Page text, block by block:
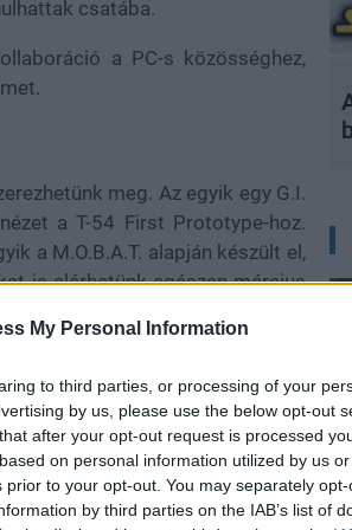
My Personal Information
to third parties, or processing of your
by us, please use the below opt-out
after your opt-out request is processed
on personal information utilized by us
to your opt-out. You may separately
by third parties on the IAB’s list of
csatába.
a PC-s közösséghez,
meg. Az egyik egy G.I.
a T-54 First Prototype-hoz.
a M.O.B.A.T. alapján készült el,
is elérhetünk egészen március
is eldönthetjük, hogy a jófiúk
of Tanks-játékosok is vagytok,